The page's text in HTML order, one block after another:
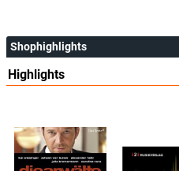
Shophighlights
Highlights